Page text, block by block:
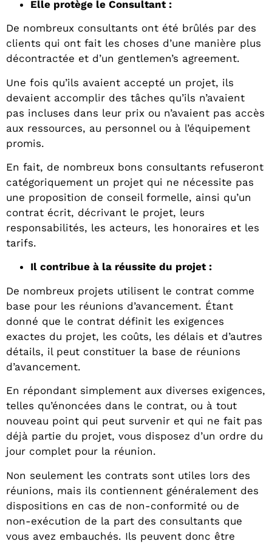
Elle protège le Consultant :
De nombreux consultants ont été brûlés par des
clients qui ont fait les choses d’une manière plus
décontractée et d’un gentlemen’s agreement.
Une fois qu’ils avaient accepté un projet, ils
devaient accomplir des tâches qu’ils n’avaient
pas incluses dans leur prix ou n’avaient pas accès
aux ressources, au personnel ou à l’équipement
promis.
En fait, de nombreux bons consultants refuseront
catégoriquement un projet qui ne nécessite pas
une proposition de conseil formelle, ainsi qu’un
contrat écrit, décrivant le projet, leurs
responsabilités, les acteurs, les honoraires et les
tarifs.
Il contribue à la réussite du projet :
De nombreux projets utilisent le contrat comme
base pour les réunions d’avancement. Étant
donné que le contrat définit les exigences
exactes du projet, les coûts, les délais et d’autres
détails, il peut constituer la base de réunions
d’avancement.
En répondant simplement aux diverses exigences,
telles qu’énoncées dans le contrat, ou à tout
nouveau point qui peut survenir et qui ne fait pas
déjà partie du projet, vous disposez d’un ordre du
jour complet pour la réunion.
Non seulement les contrats sont utiles lors des
réunions, mais ils contiennent généralement des
dispositions en cas de non-conformité ou de
non-exécution de la part des consultants que
vous avez embauchés. Ils peuvent donc être